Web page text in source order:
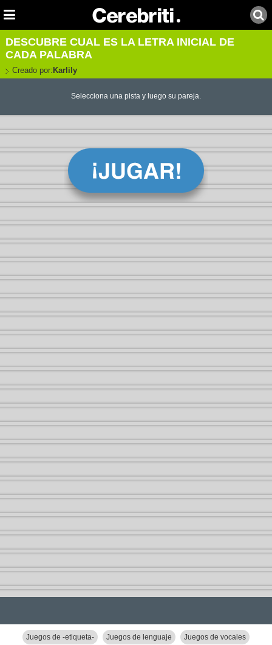
DESCUBRE CUAL ES LA LETRA INICIAL DE
CADA PALABRA
Creado por: Karlily
Selecciona una pista y luego su pareja.
Juegos de -etiqueta- Juegos de lenguaje Juegos de vocales